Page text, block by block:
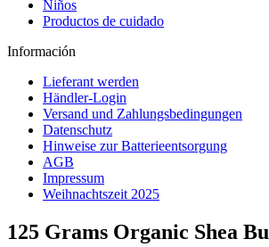
Niños
Productos de cuidado
Información
Lieferant werden
Händler-Login
Versand und Zahlungsbedingungen
Datenschutz
Hinweise zur Batterieentsorgung
AGB
Impressum
Weihnachtszeit 2025
125 Grams Organic Shea